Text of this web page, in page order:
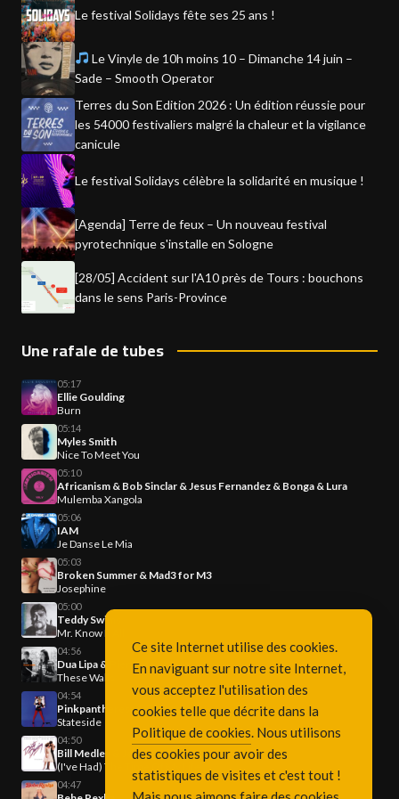
Le festival Solidays fête ses 25 ans !
Le Vinyle de 10h moins 10 – Dimanche 14 juin –
Sade – Smooth Operator
Terres du Son Edition 2026 : Un édition réussie pour
les 54000 festivaliers malgré la chaleur et la vigilance
canicule
Le festival Solidays célèbre la solidarité en musique !
[Agenda] Terre de feux – Un nouveau festival
pyrotechnique s'installe en Sologne
[28/05] Accident sur l'A10 près de Tours : bouchons
dans le sens Paris-Province
Une rafale de tubes
05:17
Ellie Goulding
Burn
05:14
Myles Smith
Nice To Meet You
05:10
Africanism & Bob Sinclar & Jesus Fernandez & Bonga & Lura
Mulemba Xangola
05:06
IAM
Je Danse Le Mia
05:03
Broken Summer & Mad3 for M3
Josephine
05:00
Teddy Swims
Mr. Know It All
04:56
Dua Lipa & Pierre de Maere
These Walls
04:54
Pinkpantheress & Zara Larsson
Stateside
04:50
Bill Medley & Jennifer Warnes
(I've Had) The Time Of My Life
04:47
Ce site Internet utilise des cookies.
En naviguant sur notre site Internet,
vous acceptez l'utilisation des
cookies telle que décrite dans la
Politique de cookies. Nous utilisons
des cookies pour avoir des
statistiques de visites et c'est tout !